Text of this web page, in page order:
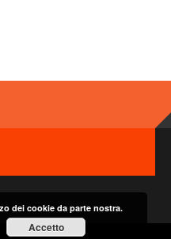
dei cookie da parte nostra.
Accetto